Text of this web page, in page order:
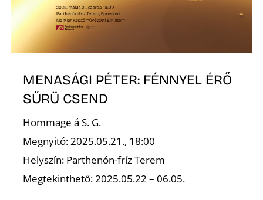
MENASÁGI PÉTER: FÉNNYEL ÉRŐ
SŰRÜ CSEND
Hommage á S. G.
Megnyitó: 2025.05.21., 18:00
Helyszín: Parthenón-fríz Terem
Megtekinthető: 2025.05.22 – 06.05.